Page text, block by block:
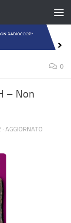
0
– Non
· AGGIORNATO